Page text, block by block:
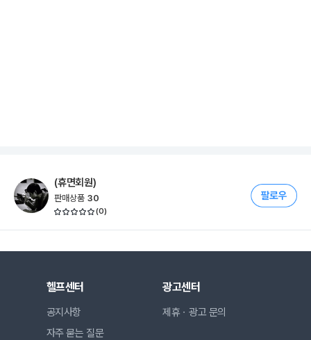
(휴면회원)
판매상품 30
(0)
헬프센터
공지사항
자주 묻는 질문
광고센터
제휴ㆍ광고 문의